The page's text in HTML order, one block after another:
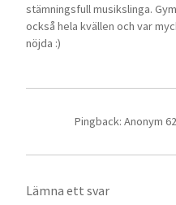
stämningsfull musikslinga.
också hela kvällen och var
nöjda :)
Pingback: Anonym
Lämna ett svar